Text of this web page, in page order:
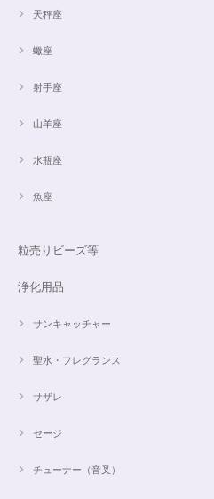
天秤座
蠍座
射手座
山羊座
水瓶座
魚座
粒売りビーズ等
浄化用品
サンキャッチャー
聖水・フレグランス
サザレ
セージ
チューナー（音叉）